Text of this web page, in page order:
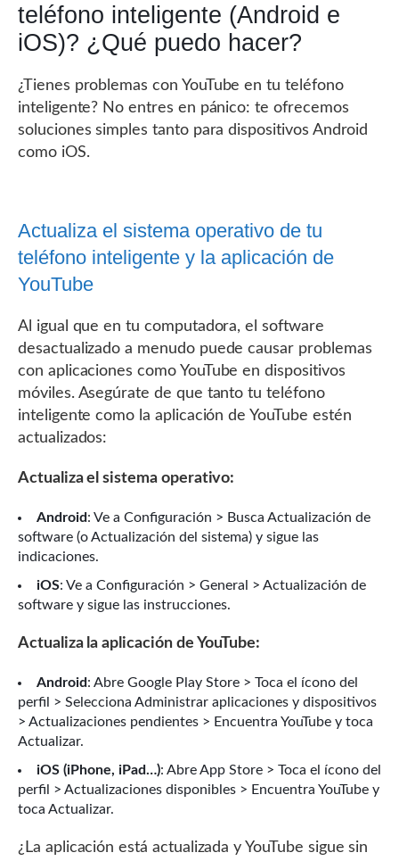
teléfono inteligente (Android e
iOS)? ¿Qué puedo hacer?
¿Tienes problemas con YouTube en tu teléfono
inteligente? No entres en pánico: te ofrecemos
soluciones simples tanto para dispositivos Android
como iOS.
Actualiza el sistema operativo de tu
teléfono inteligente y la aplicación de
YouTube
Al igual que en tu computadora, el software
desactualizado a menudo puede causar problemas
con aplicaciones como YouTube en dispositivos
móviles. Asegúrate de que tanto tu teléfono
inteligente como la aplicación de YouTube estén
actualizados:
Actualiza el sistema operativo:
Android: Ve a Configuración > Busca Actualización de
software (o Actualización del sistema) y sigue las
indicaciones.
iOS: Ve a Configuración > General > Actualización de
software y sigue las instrucciones.
Actualiza la aplicación de YouTube:
Android: Abre Google Play Store > Toca el ícono del
perfil > Selecciona Administrar aplicaciones y dispositivos
> Actualizaciones pendientes > Encuentra YouTube y toca
Actualizar.
iOS (iPhone, iPad…): Abre App Store > Toca el ícono del
perfil > Actualizaciones disponibles > Encuentra YouTube y
toca Actualizar.
¿La aplicación está actualizada y YouTube sigue sin